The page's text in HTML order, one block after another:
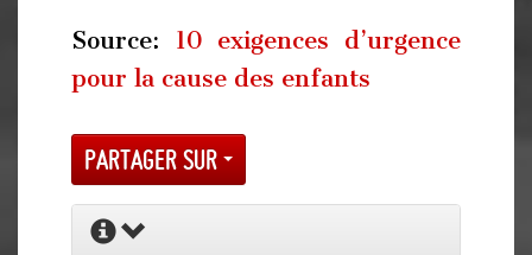
Source: 10 exigences d’urgence
pour la cause des enfants
Partager sur